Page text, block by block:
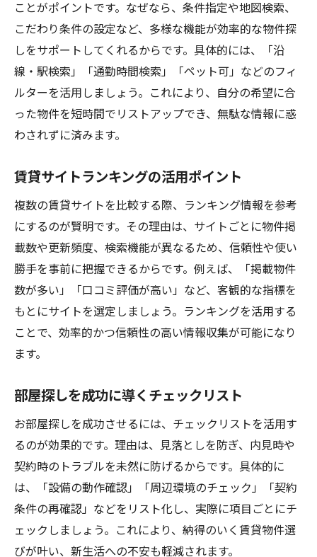
ことがポイントです。なぜなら、条件指定や地図検索、
こだわり条件の設定など、多様な機能が効率的な物件探
しをサポートしてくれるからです。具体的には、「沿
線・駅検索」「通勤時間検索」「ペット可」などのフィ
ルターを活用しましょう。これにより、自分の希望に合
った物件を短時間でリストアップでき、無駄な情報に惑
わされずに済みます。
賃貸サイトランキングの活用ポイント
複数の賃貸サイトを比較する際、ランキング情報を参考
にするのが賢明です。その理由は、サイトごとに物件掲
載数や更新頻度、検索機能が異なるため、信頼性や使い
勝手を事前に把握できるからです。例えば、「掲載物件
数が多い」「口コミ評価が高い」など、客観的な指標を
もとにサイトを選定しましょう。ランキングを活用する
ことで、効率的かつ信頼性の高い情報収集が可能になり
ます。
部屋探しを成功に導くチェックリスト
お部屋探しを成功させるには、チェックリストを活用す
るのが効果的です。理由は、見落としを防ぎ、内見時や
契約時のトラブルを未然に防げるからです。具体的に
は、「設備の動作確認」「周辺環境のチェック」「契約
条件の再確認」などをリスト化し、実際に項目ごとにチ
ェックしましょう。これにより、納得のいく賃貸物件選
びが叶い、新生活への不安も軽減されます。